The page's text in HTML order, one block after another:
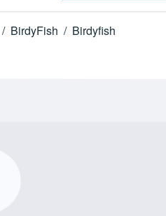
/ BirdyFish / Birdyfish